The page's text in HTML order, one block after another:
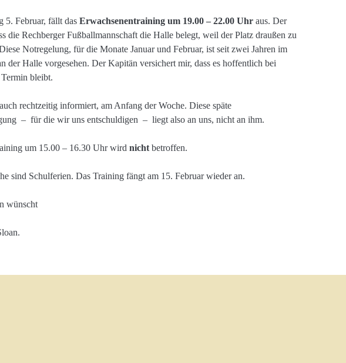
5. Februar, fällt dasErwachsenentraining um 19.00 – 22.00 Uhraus. Der
die Rechberger Fußballmannschaft die Halle belegt, weil der Platz draußen zu
Notregelung, für die Monate Januar und Februar, ist seit zwei Jahren im
der Halle vorgesehen. Der Kapitän versichert mir, dass es hoffentlich bei
bleibt.
rechtzeitig informiert, am Anfang der Woche. Diese späte
– für die wir uns entschuldigen – liegt also an uns, nicht an ihm.
um 15.00 – 16.30 Uhr wirdnichtbetroffen.
sind Schulferien. Das Training fängt am 15. Februar wieder an.
wünscht